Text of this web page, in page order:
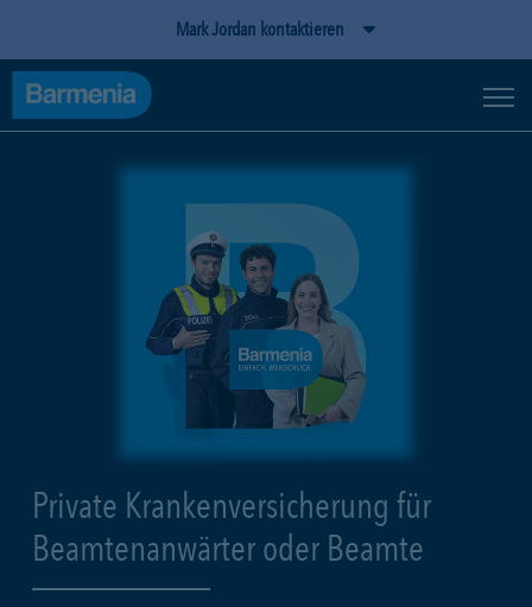
Mark Jordan kontaktieren
Private Krankenversicherung für
Beamtenanwärter oder Beamte